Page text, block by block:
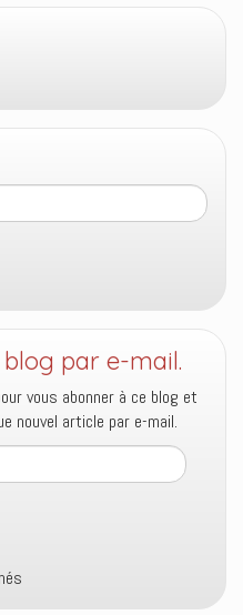
par e-mail.
vous abonner à ce blog et
nouvel article par e-mail.